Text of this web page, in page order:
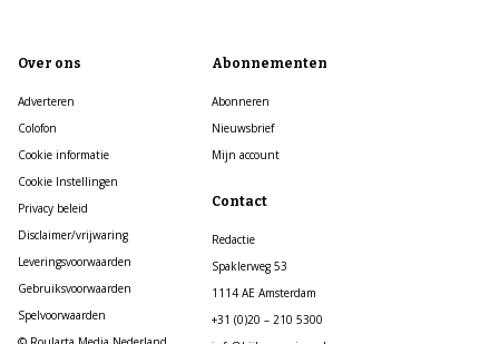
Over ons
Adverteren
Colofon
Cookie informatie
Cookie Instellingen
Privacy beleid
Disclaimer/vrijwaring
Leveringsvoorwaarden
Gebruiksvoorwaarden
Spelvoorwaarden
Abonnementen
Abonneren
Nieuwsbrief
Mijn account
Contact
Redactie
Spaklerweg 53
1114 AE Amsterdam
+31 (0)20 – 210 5300